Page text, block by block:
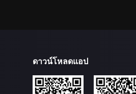
ดาวน์โหลดแอป